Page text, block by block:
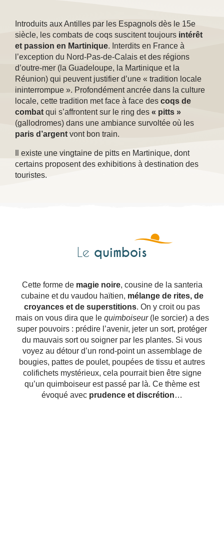
Introduits aux Antilles par les Espagnols dès le 15e
siècle, les combats de coqs suscitent toujours intérêt
et passion en Martinique. Interdits en France à
l’exception du Nord-Pas-de-Calais et des régions
d’outre-mer (la Guadeloupe, la Martinique et la
Réunion) qui peuvent justifier d’une « tradition locale
ininterrompue ». Profondément ancrée dans la culture
locale, cette tradition met face à face des coqs de
combat qui s’affrontent sur le ring des « pitts »
(gallodromes) dans une ambiance survoltée où les
paris d’argent vont bon train.
Il existe une vingtaine de pitts en Martinique, dont
certains proposent des exhibitions à destination des
touristes.
Le quimbois
Cette forme de magie noire, cousine de la santeria
cubaine et du vaudou haïtien, mélange de rites, de
croyances et de superstitions. On y croit ou pas
mais on vous dira que le quimboiseur(le sorcier) a des
super pouvoirs : prédire l’avenir, jeter un sort, protéger
du mauvais sort ou soigner par les plantes. Si vous
voyez au détour d’un rond-point un assemblage de
bougies, pattes de poulet, poupées de tissu et autres
colifichets mystérieux, cela pourrait bien être signe
qu’un quimboiseur est passé par là. Ce thème est
évoqué avec prudence et discrétion…